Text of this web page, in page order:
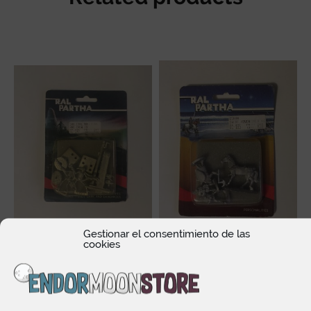
Gestionar el consentimiento de las
cookies
Ballista And Crew 02-190
10,50€